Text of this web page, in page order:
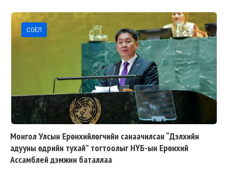
СОЁЛ
Монгол Улсын Ерөнхийлөгчийн санаачилсан “Дэлхийн
адууны өдрийн тухай” тогтоолыг НҮБ-ын Ерөнхий
Ассамблей дэмжин баталлаа